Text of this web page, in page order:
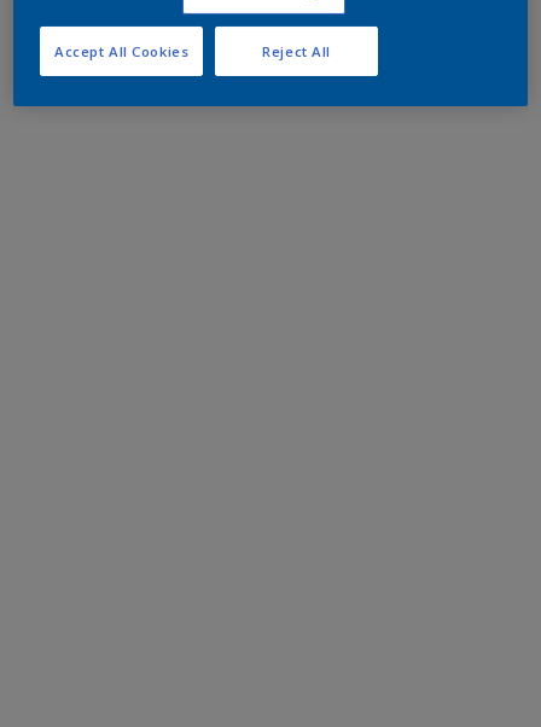
Reject All
Accept All Cookies